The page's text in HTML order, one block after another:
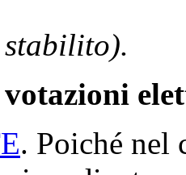
. Poiché nel